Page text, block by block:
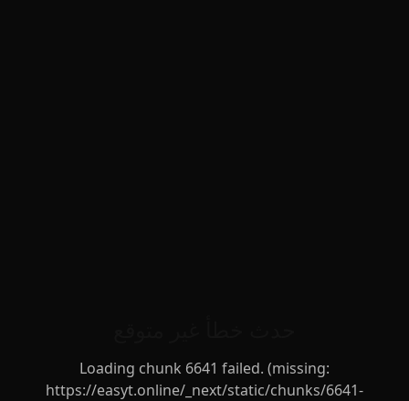
Loading chunk 6641 failed. (missing:
https://easyt.online/_next/static/chunks/6641-